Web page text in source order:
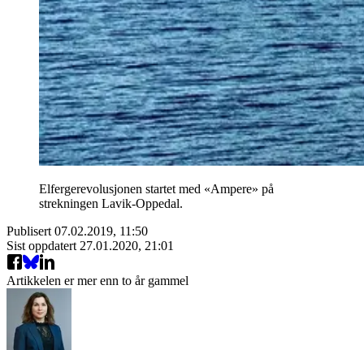
Elfergerevolusjonen startet med «Ampere» på
strekningen Lavik-Oppedal.
Publisert 07.02.2019, 11:50
Sist oppdatert 27.01.2020, 21:01
Artikkelen er mer enn to år gammel